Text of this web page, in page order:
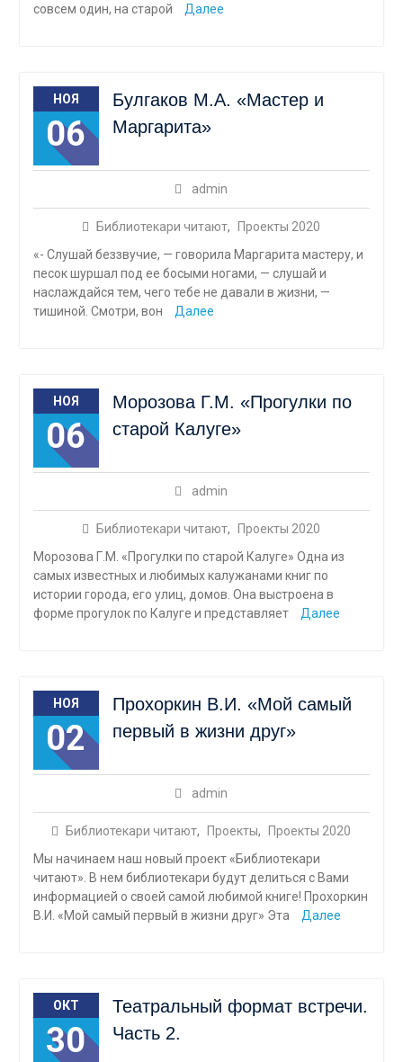
совсем один, на старой Далее
НОЯ
06
Булгаков М.А. «Мастер и
Маргарита»
admin
Библиотекари читают,
Проекты 2020
«- Слушай беззвучие, — говорила Маргарита мастеру, и
песок шуршал под ее босыми ногами, — слушай и
наслаждайся тем, чего тебе не давали в жизни, —
тишиной. Смотри, вон
Далее
НОЯ
06
Морозова Г.М. «Прогулки по
старой Калуге»
admin
Библиотекари читают,
Проекты 2020
Морозова Г.М. «Прогулки по старой Калуге» Одна из
самых известных и любимых калужанами книг по
истории города, его улиц, домов. Она выстроена в
форме прогулок по Калуге и представляет
Далее
НОЯ
02
Прохоркин В.И. «Мой самый
первый в жизни друг»
admin
Библиотекари читают, Проекты,
Проекты 2020
Мы начинаем наш новый проект «Библиотекари
читают». В нем библиотекари будут делиться с Вами
информацией о своей самой любимой книге! Прохоркин
В.И. «Мой самый первый в жизни друг» Эта
Далее
ОКТ
30
Театральный формат встречи.
Часть 2.